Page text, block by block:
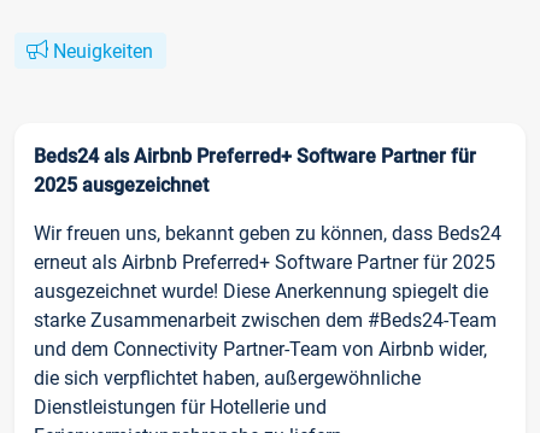
Neuigkeiten
Beds24 als Airbnb Preferred+ Software Partner für
2025 ausgezeichnet
Wir freuen uns, bekannt geben zu können, dass Beds24
erneut als Airbnb Preferred+ Software Partner für 2025
ausgezeichnet wurde! Diese Anerkennung spiegelt die
starke Zusammenarbeit zwischen dem #Beds24-Team
und dem Connectivity Partner-Team von Airbnb wider,
die sich verpflichtet haben, außergewöhnliche
Dienstleistungen für Hotellerie und